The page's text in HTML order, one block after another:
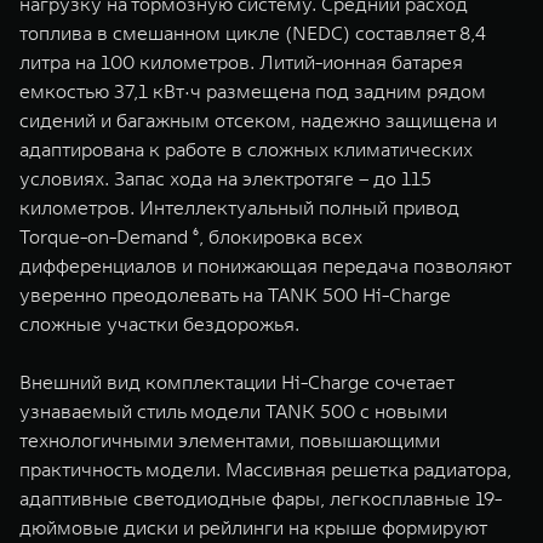
топлива в смешанном цикле (NEDC) составляет 8,4
литра на 100 километров. Литий-ионная батарея
емкостью 37,1 кВт·ч размещена под задним рядом
сидений и багажным отсеком, надежно защищена и
адаптирована к работе в сложных климатических
условиях. Запас хода на электротяге – до 115
километров. Интеллектуальный полный привод
Torque-on-Demand ⁶, блокировка всех
дифференциалов и понижающая передача позволяют
уверенно преодолевать на TANK 500 Hi-Charge
сложные участки бездорожья.
Внешний вид комплектации Hi-Charge сочетает
узнаваемый стиль модели TANK 500 с новыми
технологичными элементами, повышающими
практичность модели. Массивная решетка радиатора,
адаптивные светодиодные фары, легкосплавные 19-
дюймовые диски и рейлинги на крыше формируют